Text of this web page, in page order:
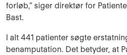
forløb,” siger direktør for
Bast.
I alt 441 patienter søgte
benamputation. Det betyder, at